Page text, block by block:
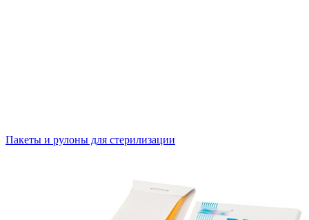
Пакеты и рулоны для стерилизации